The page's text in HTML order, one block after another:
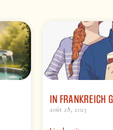
IN FRANKREICH
août 28, 2023